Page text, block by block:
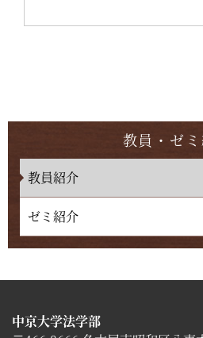
教員・ゼ
教員紹介
ゼミ紹介
中京大学法学部